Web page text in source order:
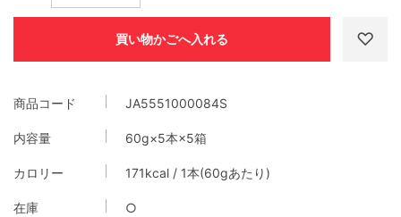
商品コード JA5551000084S
内容量 60g×5本×5箱
カロリー 171kcal / 1本(60gあたり)
在庫 ○